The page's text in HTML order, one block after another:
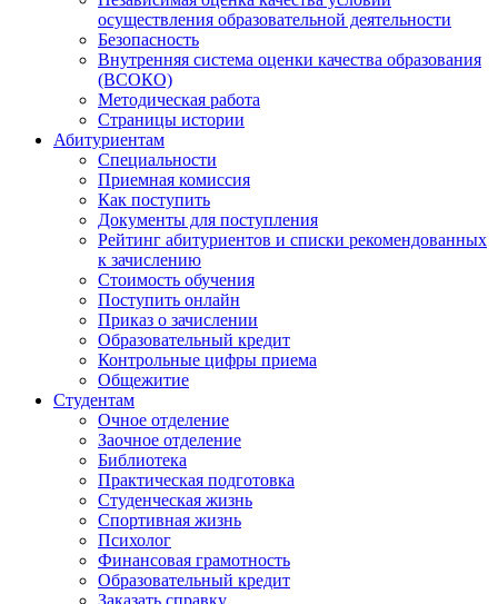
осуществления образовательной деятельности
Безопасность
Внутренняя система оценки качества образования
(ВСОКО)
Методическая работа
Страницы истории
Абитуриентам
Специальности
Приемная комиссия
Как поступить
Документы для поступления
Рейтинг абитуриентов и списки рекомендованных
к зачислению
Стоимость обучения
Поступить онлайн
Приказ о зачислении
Образовательный кредит
Контрольные цифры приема
Общежитие
Студентам
Очное отделение
Заочное отделение
Библиотека
Практическая подготовка
Студенческая жизнь
Спортивная жизнь
Психолог
Финансовая грамотность
Образовательный кредит
Заказать справку